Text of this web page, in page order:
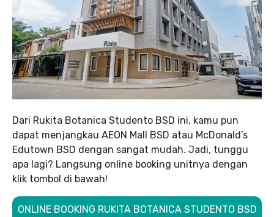
Dari Rukita Botanica Studento BSD ini, kamu pun
dapat menjangkau AEON Mall BSD atau McDonald’s
Edutown BSD dengan sangat mudah. Jadi, tunggu
apa lagi? Langsung online booking unitnya dengan
klik tombol di bawah!
ONLINE BOOKING RUKITA BOTANICA STUDENTO BSD